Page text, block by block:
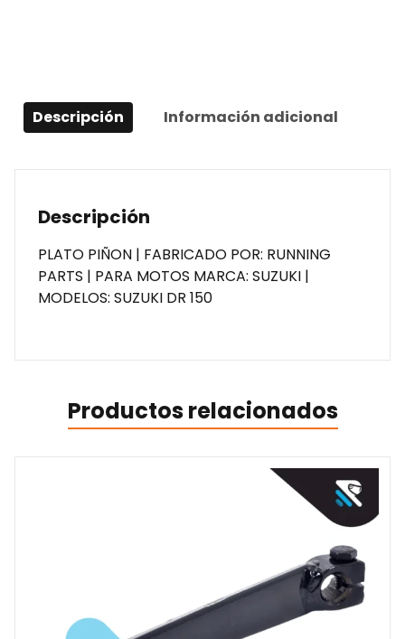
Descripción Información adicional
Descripción
PLATO PIÑON | FABRICADO POR: RUNNING
PARTS | PARA MOTOS MARCA: SUZUKI |
MODELOS: SUZUKI DR 150
Productos relacionados